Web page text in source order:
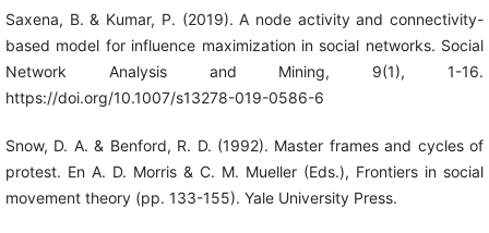
Saxena, B. & Kumar, P. (2019). A node activity and connectivity-
based model for influence maximization in social networks. Social
Network Analysis and Mining, 9(1), 1-16.
https://doi.org/10.1007/s13278-019-0586-6
Snow, D. A. & Benford, R. D. (1992). Master frames and cycles of
protest. En A. D. Morris & C. M. Mueller (Eds.), Frontiers in social
movement theory (pp. 133-155). Yale University Press.